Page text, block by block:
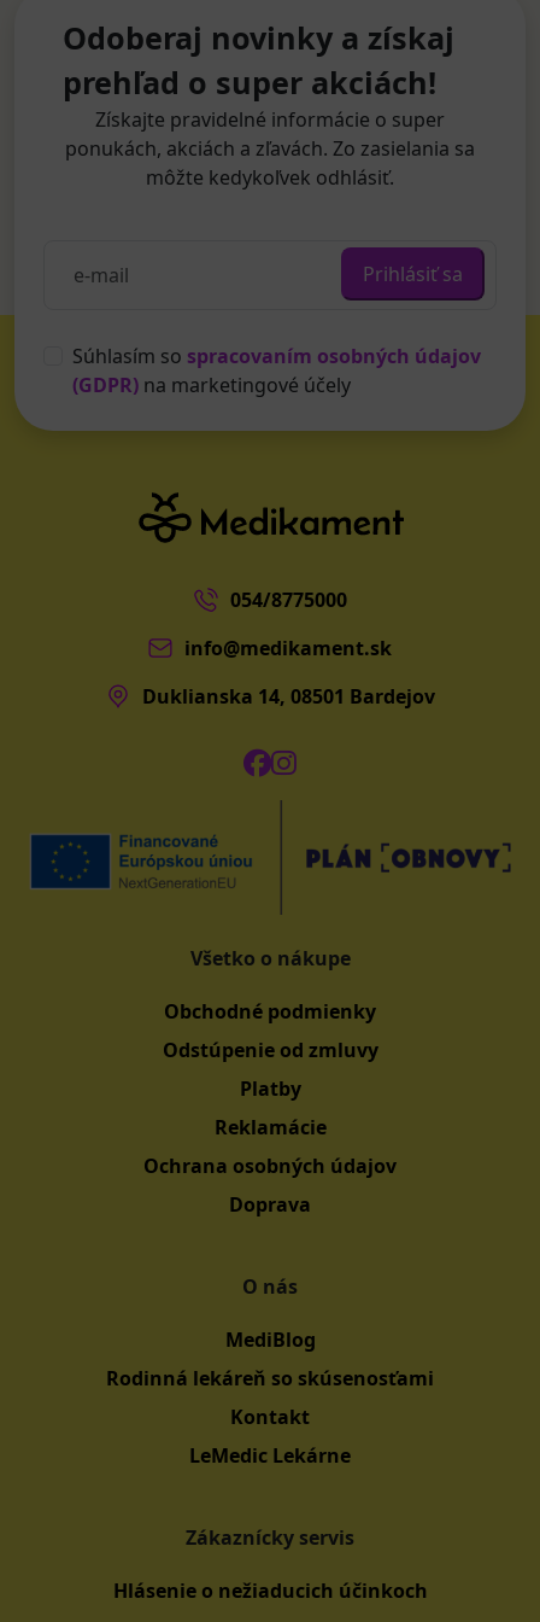
Odoberaj novinky a získaj
prehľad o super akciách!
Získajte pravidelné informácie o super
ponukách, akciách a zľavách. Zo zasielania sa
môžte kedykoľvek odhlásiť.
Prihlásiť sa
Súhlasím so spracovaním osobných údajov
(GDPR) na marketingové účely
054/8775000
info@medikament.sk
Duklianska 14, 08501 Bardejov
Všetko o nákupe
Obchodné podmienky
Odstúpenie od zmluvy
Platby
Reklamácie
Ochrana osobných údajov
Doprava
O nás
MediBlog
Rodinná lekáreň so skúsenosťami
Kontakt
LeMedic Lekárne
Zákaznícky servis
Hlásenie o nežiaducich účinkoch